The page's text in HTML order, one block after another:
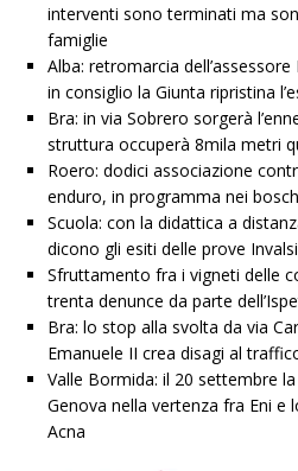
interventi sono terminati ma
famiglie
Alba: retromarcia dell’assessore
in consiglio la Giunta ripristina
Bra: in via Sobrero sorgerà
struttura occuperà 8mila metri
Roero: dodici associazione
enduro, in programma nei
Scuola: con la didattica a
dicono gli esiti delle prove
Sfruttamento fra i vigneti delle
trenta denunce da parte
Bra: lo stop alla svolta da via
Emanuele II crea disagi al
Valle Bormida: il 20 settembre
Genova nella vertenza fra Eni e
Acna